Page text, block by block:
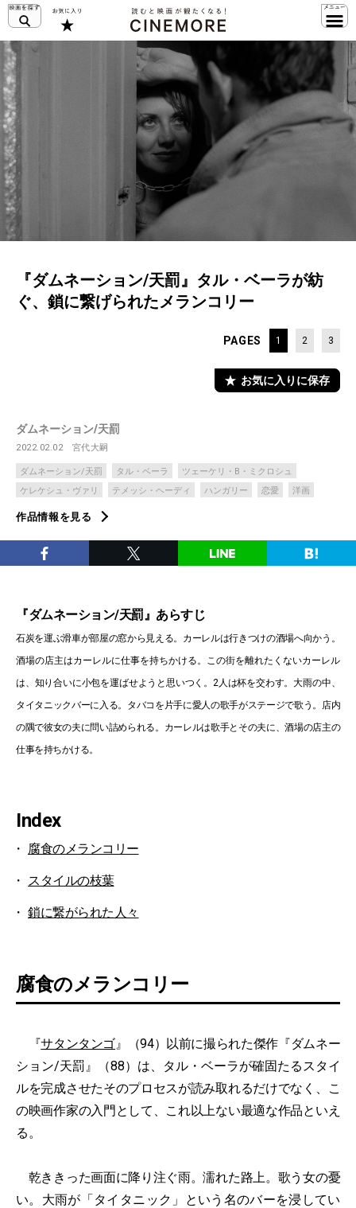
『ダムネーション/天罰』タル・ベーラが紡
ぐ、鎖に繋げられたメランコリー
PAGES 1 2 3
お気に入りに保存
ダムネーション/天罰
2022.02.02 宮代大嗣
ダムネーション/天罰 タル・ベーラ
ツェーケリ・B・ミクロシュ
ケレケシュ・ヴァリ
テメッシ・ヘーディ ハンガリー 恋愛 洋画
作品情報を見る
『ダムネーション/天罰』あらすじ
石炭を運ぶ滑車が部屋の窓から見える。カーレルは行きつけの酒場へ向かう。
酒場の店主はカーレルに仕事を持ちかける。この街を離れたくないカーレル
は、知り合いに小包を運ばせようと思いつく。2人は杯を交わす。大雨の中、
タイタニックバーに入る。タバコを片手に愛人の歌手がステージで歌う。店内
の隅で彼女の夫に問い詰められる。カーレルは歌手とその夫に、酒場の店主の
仕事を持ちかける。
Index
腐食のメランコリー
スタイルの枝葉
鎖に繋がられた人々
腐食のメランコリー
『サタンタンゴ』（94）以前に撮られた傑作『ダムネー
ション/天罰』（88）は、タル・ベーラが確固たるスタイ
ルを完成させたそのプロセスが読み取れるだけでなく、こ
の映画作家の入門として、これ以上ない最適な作品といえ
る。
乾ききった画面に降り注ぐ雨。濡れた路上。歌う女の憂
い。大雨が「タイタニック」という名のバーを浸してい